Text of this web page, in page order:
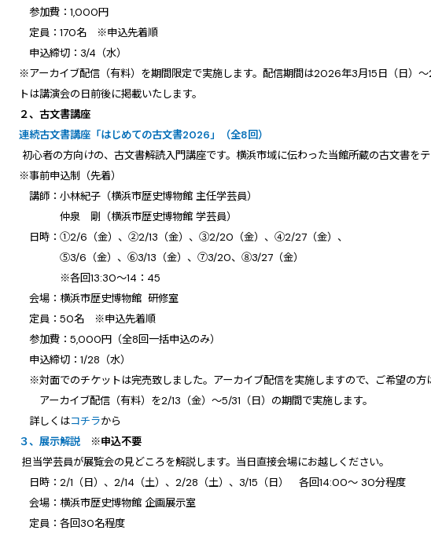
参加費：1,000円
定員：170名 ※申込先着順
申込締切：3/4（水）
※アーカイブ配信（有料）を期間限定で実施します。配信期間は2026年3月15日（日）
トは講演会の日前後に掲載いたします。
２、古文書講座
連続古文書講座「はじめての古文書2026」（全8回）
初心者の方向けの、古文書解読入門講座です。横浜市域に伝わった当館所蔵の古文書を
※事前申込制（先着）
講師：小林紀子（横浜市歴史博物館 主任学芸員）
仲泉 剛（横浜市歴史博物館 学芸員）
日時：①2/6（金）、②2/13（金）、③2/20（金）、④2/27（金）、
⑤3/6（金）、⑥3/13（金）、⑦3/20、⑧3/27（金）
※各回13:30～14：45
会場：横浜市歴史博物館 研修室
定員：50名 ※申込先着順
参加費：5,000円（全8回一括申込のみ）
申込締切：1/28（水）
※対面でのチケットは完売致しました。アーカイブ配信を実施しますので、ご希望の方
アーカイブ配信（有料）を2/13（金）～5/31（日）の期間で実施します。
詳しくはコチラから
３、展示解説 ※申込不要
担当学芸員が展覧会の見どころを解説します。当日直接会場にお越しください。
日時：2/1（日）、2/14（土）、2/28（土）、3/15（日） 各回14:00～ 30分程度
会場：横浜市歴史博物館 企画展示室
定員：各回30名程度